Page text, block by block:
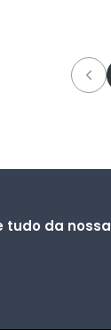
tudo da nossa